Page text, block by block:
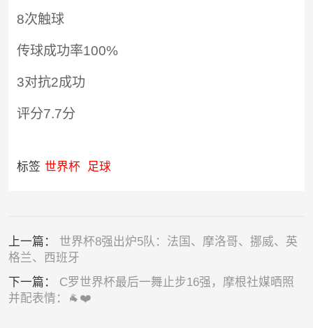
8次触球
传球成功率100%
3对抗2成功
评分7.7分
标签 世界杯 足球
上一篇： 世界杯8强出炉5队：法国、摩洛哥、挪威、英
格兰、西班牙
下一篇： C罗世界杯最后一舞止步16强，摩根社媒晒照
并配表情：🐐❤️